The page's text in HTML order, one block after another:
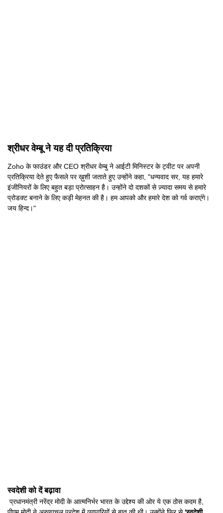
श्रीधर वेम्बू ने यह दी प्रतिक्रिया
Zoho के फाउंडर और CEO श्रीधर वेम्बु ने आईटी मिनिस्टर के ट्वीट पर अपनी
प्रतिक्रिया देते हुए फैसले पर ख़ुशी जताते हुए उन्होंने कहा, "धन्यवाद सर, यह हमारे
इंजीनियरों के लिए बहुत बड़ा प्रोत्साहन है। उन्होंने दो दशकों से ज़्यादा समय से हमारे
प्रोडक्ट बनाने के लिए कड़ी मेहनत की है। हम आपको और हमारे देश को गर्व कराएंगे।
जय हिन्द।"
स्वदेशी को दें बढ़ावा
प्रधानमंत्री नरेंद्र मोदी के आत्मनिर्भर भारत के उद्देश्य की ओर ये एक ठोस कदम है,